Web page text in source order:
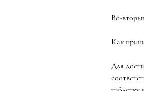
Во-
Как
Для